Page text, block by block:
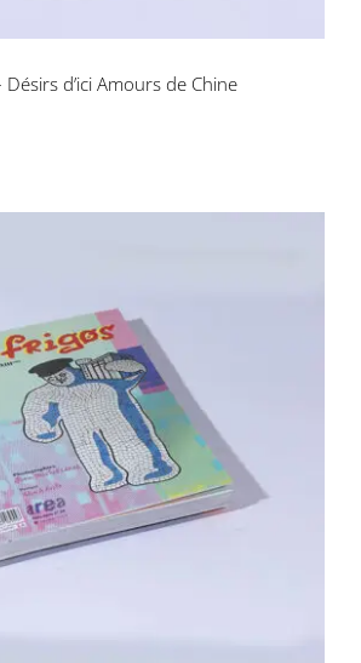
d’ici Amours de Chine
n°29 – Les Frigos